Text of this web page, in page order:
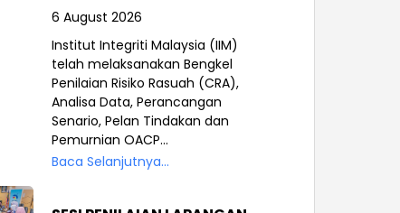
6 August 2026
Institut Integriti Malaysia (IIM)
telah melaksanakan Bengkel
Penilaian Risiko Rasuah (CRA),
Analisa Data, Perancangan
Senario, Pelan Tindakan dan
Pemurnian OACP...
Baca Selanjutnya...